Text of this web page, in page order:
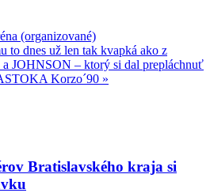
(organizované)
to dnes už len tak kvapká ako z
a JOHNSON – ktorý si dal prepláchnuť
Korzo´90 »
Bratislavského kraja si